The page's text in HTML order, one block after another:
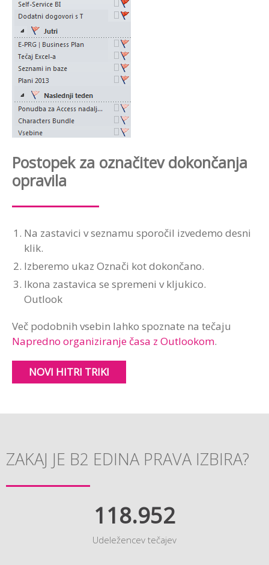
Postopek za označitev dokončanja
opravila
Na zastavici v seznamu sporočil izvedemo desni
klik.
Izberemo ukaz Označi kot dokončano.
Ikona zastavica se spremeni v kljukico.
Outlook
Več podobnih vsebin lahko spoznate na tečaju
Napredno organiziranje časa z Outlookom.
NOVI HITRI TRIKI
ZAKAJ JE B2 EDINA PRAVA IZBIRA?
118.952
Udeležencev tečajev